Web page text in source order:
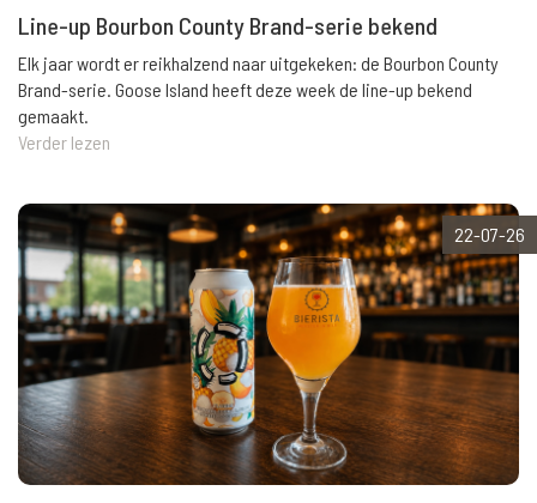
Line-up Bourbon County Brand-serie bekend
Elk jaar wordt er reikhalzend naar uitgekeken: de Bourbon County
Brand-serie. Goose Island heeft deze week de line-up bekend
gemaakt.
Verder lezen
22-07-26